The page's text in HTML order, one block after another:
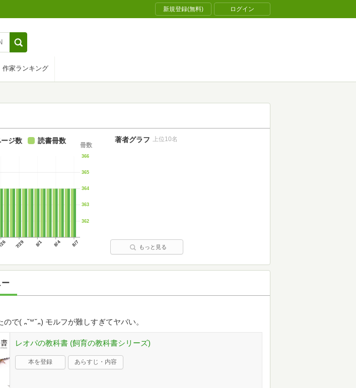
新規登録(無料) ログイン
作家ランキング
7/29 8/1 8/4 8/7
362
363
364
365
366
冊数
ジ数 読書冊数 著者グラフ 上位10名
もっと見る
ー
で( ᎔˘꒳˘᎔) モルフが難しすぎてヤバい。
レオパの教科書 (飼育の教科書シリーズ)
本を登録 あらすじ・内容